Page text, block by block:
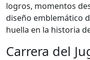
logros, momentos
diseño emblemático
huella en la historia
Carrera del